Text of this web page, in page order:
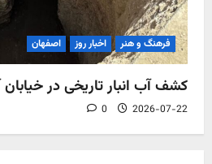
فرهنگ و هنر اخبار روز اصفهان
کشف آب‌ انبار تاریخی در خیابان
2026-07-22
0